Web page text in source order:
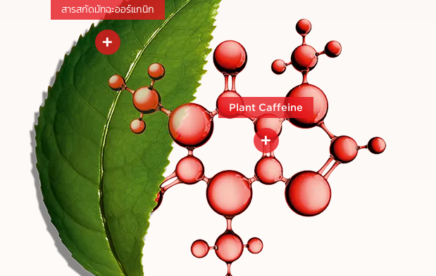
สารสกัดมัทฉะออร์แกนิก
+
ช่วยให้ผิวแลดูกระชับอย่างเห็นได้ชัด
Plant Caffeine
+
คือโมเลกุลไลโปไลติกอ้างอิง